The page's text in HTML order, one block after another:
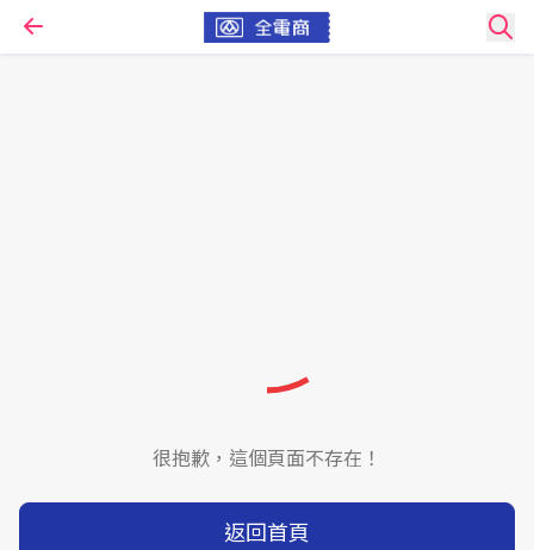
很抱歉，這個頁面不存在！
返回首頁